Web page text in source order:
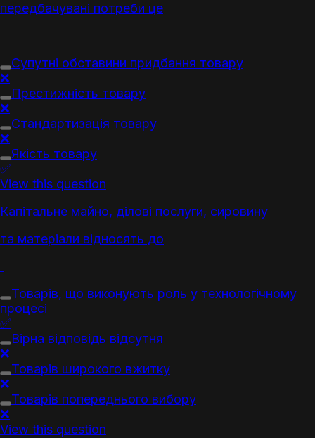
передбачувані потреби це
Супутні обставини придбання товару
❌
Престижність товару
❌
Стандартизація товару
❌
Якість товару
✅
View this question
Капітальне майно, ділові послуги, сировину
та матеріали відносять до
Товарів, що виконують роль у технологічному
процесі
✅
Вірна відповідь відсутня
❌
Товарів широкого вжитку
❌
Товарів попереднього вибору
❌
View this question